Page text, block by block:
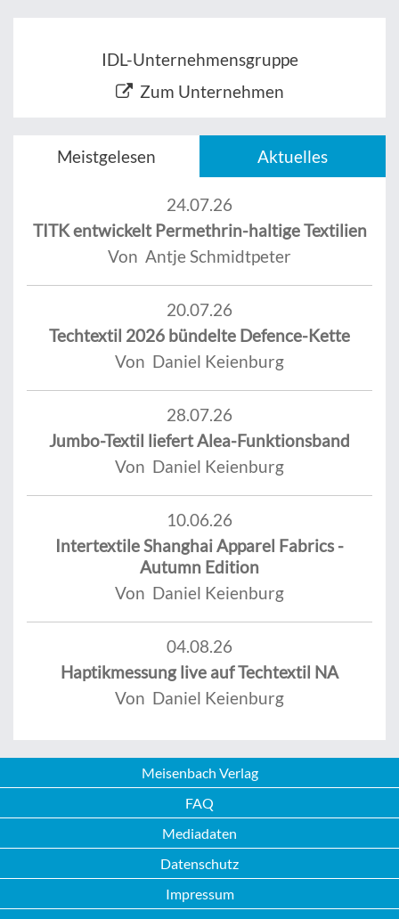
IDL-Unternehmensgruppe
Zum Unternehmen
Meistgelesen Aktuelles
24.07.26
TITK entwickelt Permethrin-haltige Textilien
Von Antje Schmidtpeter
20.07.26
Techtextil 2026 bündelte Defence-Kette
Von Daniel Keienburg
28.07.26
Jumbo-Textil liefert Alea-Funktionsband
Von Daniel Keienburg
10.06.26
Intertextile Shanghai Apparel Fabrics -
Autumn Edition
Von Daniel Keienburg
04.08.26
Haptikmessung live auf Techtextil NA
Von Daniel Keienburg
Meisenbach Verlag
FAQ
Mediadaten
Datenschutz
Impressum